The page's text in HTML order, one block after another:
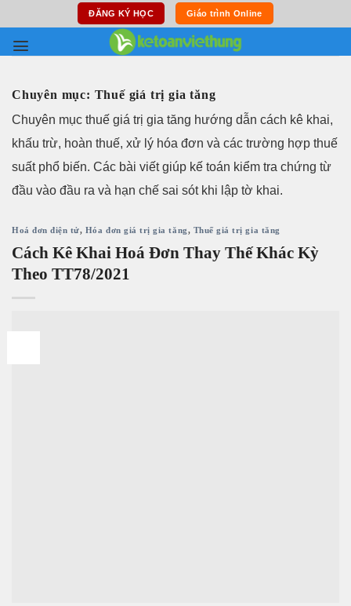
content
ĐĂNG KÝ HỌC Giáo trình Online
Chuyên mục: Thuế giá trị gia tăng
Chuyên mục thuế giá trị gia tăng hướng dẫn cách kê khai,
khấu trừ, hoàn thuế, xử lý hóa đơn và các trường hợp thuế
suất phổ biến. Các bài viết giúp kế toán kiểm tra chứng từ
đầu vào đầu ra và hạn chế sai sót khi lập tờ khai.
Hoá đơn điện tử, Hóa đơn giá trị gia tăng, Thuế giá trị gia tăng
Cách Kê Khai Hoá Đơn Thay Thế Khác Kỳ
Theo TT78/2021